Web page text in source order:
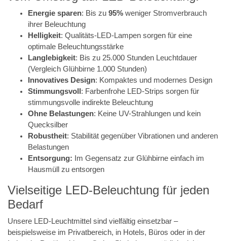
Energie sparen: Bis zu 95% weniger Stromverbrauch
ihrer Beleuchtung
Helligkeit: Qualitäts-LED-Lampen sorgen für eine
optimale Beleuchtungsstärke
Langlebigkeit: Bis zu 25.000 Stunden Leuchtdauer
(Vergleich Glühbirne 1.000 Stunden)
Innovatives Design: Kompaktes und modernes Design
Stimmungsvoll : Farbenfrohe LED-Strips sorgen für
stimmungsvolle indirekte Beleuchtung
Ohne Belastungen: Keine UV-Strahlungen und kein
Quecksilber
Robustheit: Stabilität gegenüber Vibrationen und anderen
Belastungen
Entsorgung: Im Gegensatz zur Glühbirne einfach im
Hausmüll zu entsorgen
Vielseitige LED-Beleuchtung für jeden
Bedarf
Unsere LED-Leuchtmittel sind vielfältig einsetzbar –
beispielsweise im Privatbereich, in Hotels, Büros oder in der